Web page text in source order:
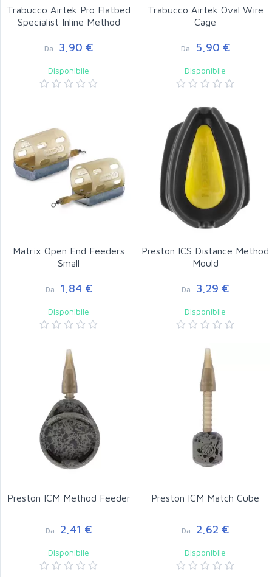
Trabucco Airtek Pro Flatbed
Specialist Inline Method
Da 3,90 €
Disponibile
Trabucco Airtek Oval Wire
Cage
Da 5,90 €
Disponibile
Matrix Open End Feeders
Small
Da 1,84 €
Disponibile
Preston ICS Distance Method
Mould
Da 3,29 €
Disponibile
Preston ICM Method Feeder
Da 2,41 €
Disponibile
Preston ICM Match Cube
Da 2,62 €
Disponibile